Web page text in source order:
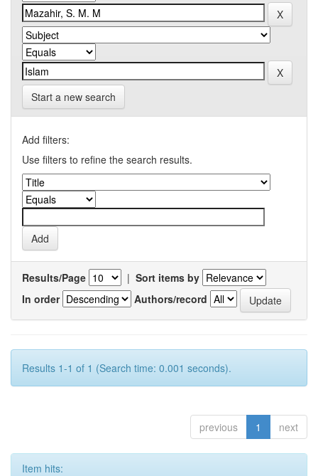
Start a new search
Add filters:
Use filters to refine the search results.
Results/Page | Sort items by
In order
Authors/record
Results 1-1 of 1 (Search time: 0.001 seconds).
previous 1 next
Item hits: